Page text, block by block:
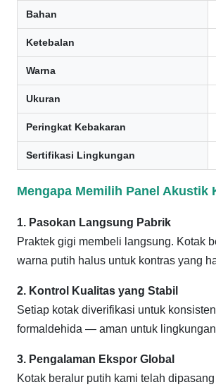
Bahan
Ketebalan
Warna
Ukuran
Peringkat Kebakaran
Sertifikasi Lingkungan
Mengapa Memilih Panel Akustik
1. Pasokan Langsung Pabrik
Praktek gigi membeli langsung. Kotak
warna putih halus untuk kontras yang
2. Kontrol Kualitas yang Stabil
Setiap kotak diverifikasi untuk
formaldehida — aman untuk
3. Pengalaman Ekspor Global
Kotak beralur putih kami telah